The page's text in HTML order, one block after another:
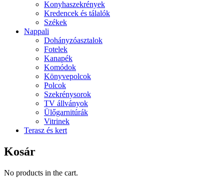
Konyhaszekrények
Kredencek és tálalók
Székek
Nappali
Dohányzóasztalok
Fotelek
Kanapék
Komódok
Könyvepolcok
Polcok
Szekrénysorok
TV állványok
Ülőgarnitúrák
Vitrinek
Terasz és kert
Kosár
No products in the cart.